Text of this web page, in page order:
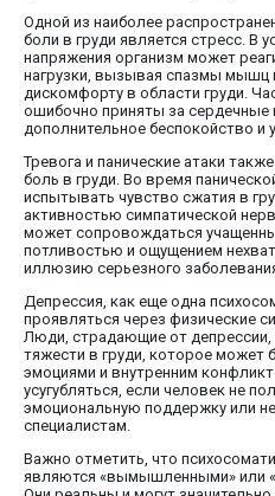
Одной из наиболее
боли в груди является стресс. В
напряжения организм может
нагрузки, вызывая спазмы мышц
дискомфорту в области груди.
ошибочно приняты за
дополнительное беспокойство и
Тревога и панические атаки
боль в груди. Во время
испытывать чувство сжатия в
активностью симпатической
может сопровождаться
потливостью и ощущением
иллюзию серьезного
Депрессия, как еще одна
проявляться через физические
Люди, страдающие от
тяжести в груди, которое может
эмоциями и внутренним
усугубляться, если человек не
эмоциональную поддержку или
специалистам.
Важно отметить, что
являются «вымышленными» или